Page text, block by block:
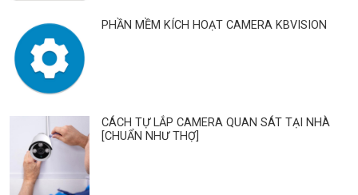
PHẦN MỀM KÍCH HOẠT CAMERA KBVISION
CÁCH TỰ LẮP CAMERA QUAN SÁT TẠI NHÀ
[CHUẨN NHƯ THỢ]